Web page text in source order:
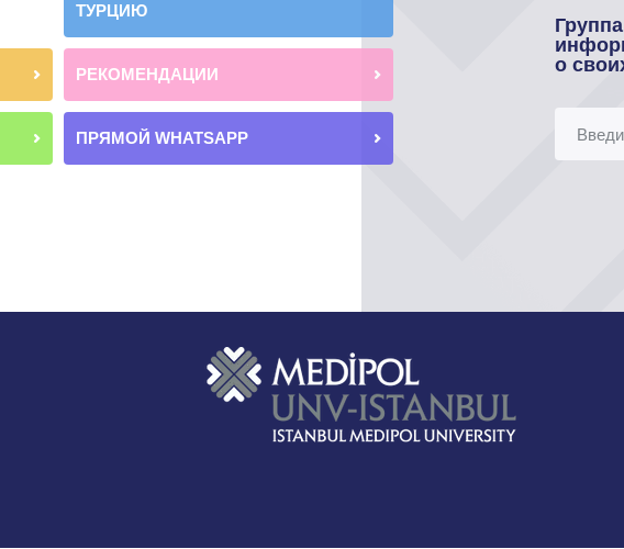
ТУРЦИЮ
РЕКОМЕНДАЦИИ
ПРЯМОЙ WHATSAPP
о